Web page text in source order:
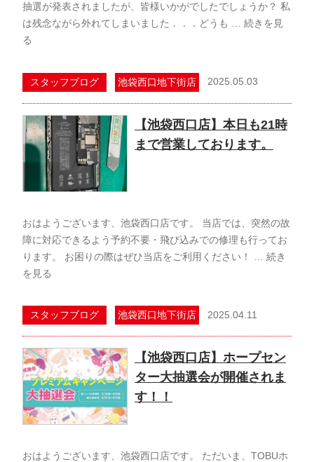
抽選が発表されましたが、皆様いかがでしたでしょうか？ 私
は残念ながら外れてしまいました．．．どうも … 続きを見
る
スタッフブログ 池袋西口地下街店 2025.05.03
【池袋西口店】本日も21時
まで営業しております。
おはようございます、池袋西口店です。 当店では、突然の故
障に対応できるよう予約不要・飛び込みでの修理も行ってお
ります。 お困りの際はぜひ当店をご利用ください！ … 続き
を見る
スタッフブログ 池袋西口地下街店 2025.04.11
【池袋西口店】ホープセン
ター大抽選会が開催されま
す！！
おはようございます、池袋西口店です。 ただいま、TOBUホ